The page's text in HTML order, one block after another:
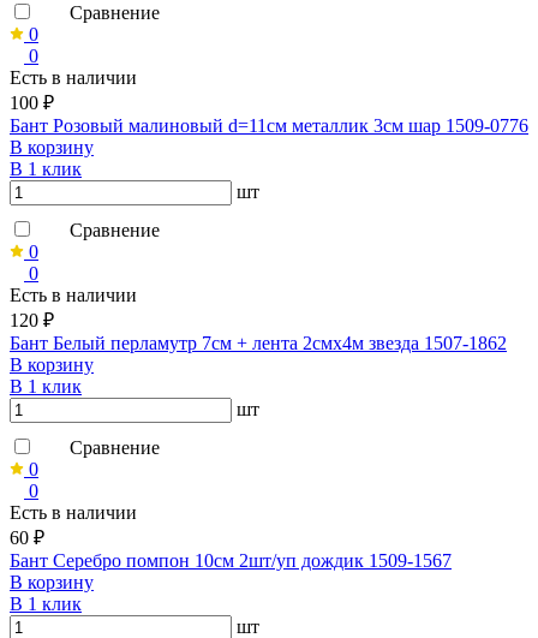
Сравнение
0
0
Есть в наличии
100 ₽
Бант Розовый малиновый d=11см металлик 3см шар 1509-0776
В корзину
В 1 клик
шт
Сравнение
0
0
Есть в наличии
120 ₽
Бант Белый перламутр 7см + лента 2смх4м звезда 1507-1862
В корзину
В 1 клик
шт
Сравнение
0
0
Есть в наличии
60 ₽
Бант Серебро помпон 10см 2шт/уп дождик 1509-1567
В корзину
В 1 клик
шт